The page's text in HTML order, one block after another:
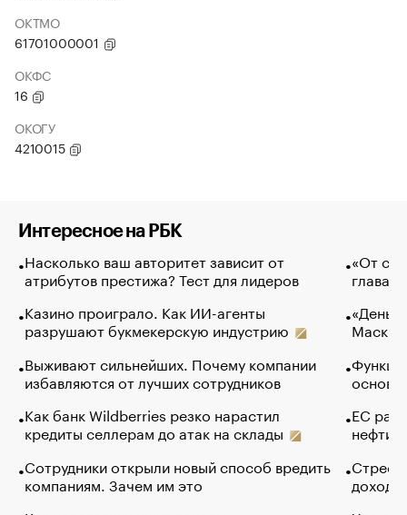
ОКТМО
61701000001
ОКФС
16
ОКОГУ
4210015
Интересное на РБК
Насколько ваш авторитет зависит от
атрибутов престижа? Тест для лидеров
Казино проиграло. Как ИИ-агенты
разрушают букмекерскую индустрию
Выживают сильнейших. Почему компании
избавляются от лучших сотрудников
Как банк Wildberries резко нарастил
кредиты селлерам до атак на склады
Сотрудники открыли новый способ вредить
компаниям. Зачем им это
«От
глава
Маск в
основ
ЕС
нефти